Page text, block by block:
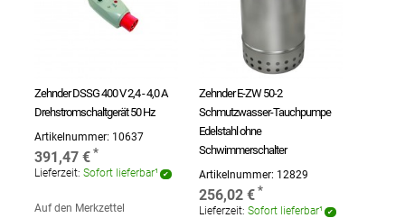
Zehnder DSSG 400 V 2,4 - 4,0 A
Drehstromschaltgerät 50 Hz
Artikelnummer: 10637
391,47 €
Lieferzeit: Sofort lieferbar¹
Auf den Merkzettel
Zehnder E-ZW 50-2
Schmutzwasser-Tauchpumpe
Edelstahl ohne
Schwimmerschalter
Artikelnummer: 12829
256,02 €
Lieferzeit: Sofort lieferbar¹